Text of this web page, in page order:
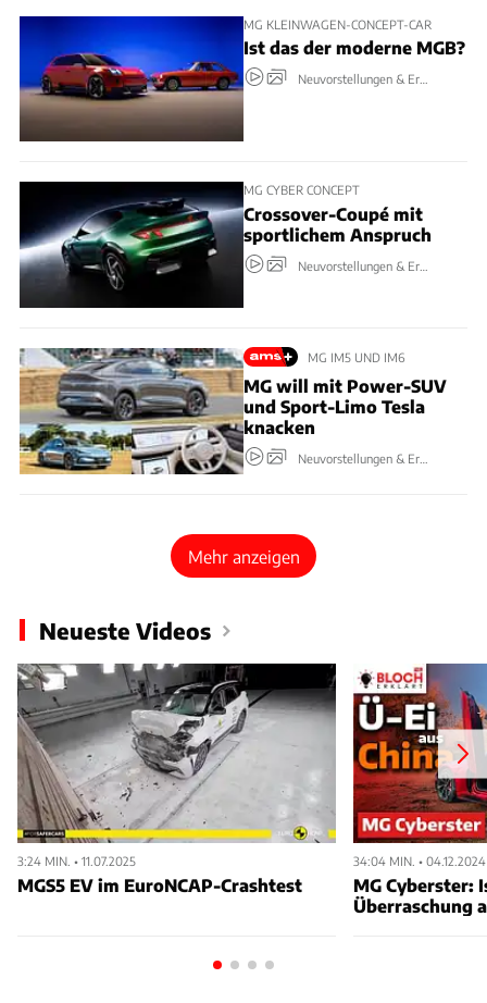
MG KLEINWAGEN-CONCEPT-CAR
Ist das der moderne MGB?
Neuvorstellungen & Erlkönige
MG CYBER CONCEPT
Crossover-Coupé mit
sportlichem Anspruch
Neuvorstellungen & Erlkönige
MG IM5 UND IM6
MG will mit Power-SUV
und Sport-Limo Tesla
knacken
Neuvorstellungen & Erlkönige
Mehr anzeigen
Neueste Videos
3:24 MIN. • 11.07.2025
MGS5 EV im EuroNCAP-Crashtest
34:04 MIN. • 04.12.2024
MG Cyberster:
Überraschung